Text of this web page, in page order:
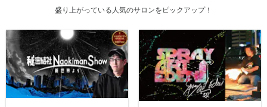
盛り上がっている人気のサロンをピックアップ！